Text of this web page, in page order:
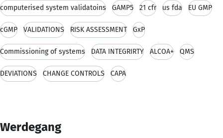
computerised system validatoins GAMP5 21 cfr us fda EU GMP
cGMP VALIDATIONS RISK ASSESSMENT GxP
Commissioning of systems DATA INTEGRIRTY ALCOA+ QMS
DEVIATIONS CHANGE CONTROLS CAPA
Werdegang